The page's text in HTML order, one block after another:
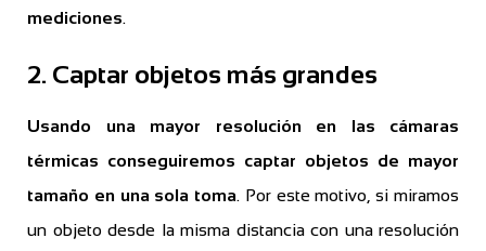
mediciones.
2. Captar objetos más grandes
Usando una mayor resolución en las cámaras
térmicas conseguiremos captar objetos de mayor
tamaño en una sola toma. Por este motivo, si miramos
un objeto desde la misma distancia con una resolución